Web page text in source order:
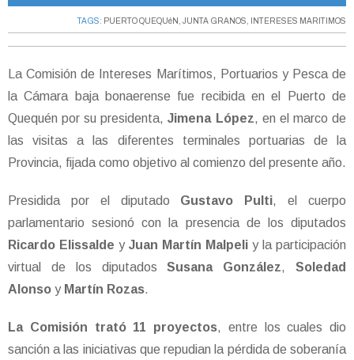
TAGS: PUERTO QUEQUéN , JUNTA GRANOS, INTERESES MARITIMOS
La Comisión de Intereses Marítimos, Portuarios y Pesca de
la Cámara baja bonaerense fue recibida en el Puerto de
Quequén por su presidenta,Jimena López, en el marco de
las visitas a las diferentes terminales portuarias de la
Provincia, fijada como objetivo al comienzo del presente año.
Presidida por el diputado Gustavo Pulti, el cuerpo
parlamentario sesionó con la presencia de los diputados
Ricardo Elissalde yJuan Martín Malpeli y la participación
virtual de los diputadosSusana González,Soledad
Alonso yMartín Rozas.
La Comisión trató 11 proyectos, entre los cuales dio
sanción a las iniciativas que repudian la pérdida de soberanía